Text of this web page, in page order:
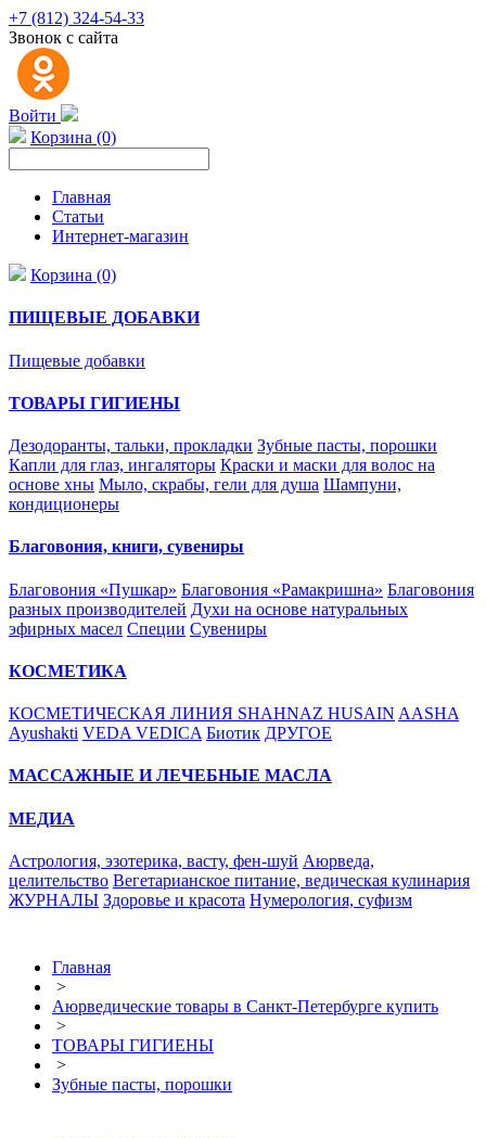
+7 (812) 324-54-33
Звонок с сайта
Войти
Корзина (0)
Главная
Статьи
Интернет-магазин
Корзина (0)
ПИЩЕВЫЕ ДОБАВКИ
Пищевые добавки
ТОВАРЫ ГИГИЕНЫ
Дезодоранты, тальки, прокладки Зубные пасты, порошки
Капли для глаз, ингаляторы Краски и маски для волос на
основе хны Мыло, скрабы, гели для душа Шампуни,
кондиционеры
Благовония, книги, сувениры
Благовония «Пушкар» Благовония «Рамакришна» Благовония
разных производителей Духи на основе натуральных
эфирных масел Специи Сувениры
КОСМЕТИКА
КОСМЕТИЧЕСКАЯ ЛИНИЯ SHAHNAZ HUSAIN AASHA
Ayushakti VEDA VEDICA Биотик ДРУГОЕ
МАССАЖНЫЕ И ЛЕЧЕБНЫЕ МАСЛА
МЕДИА
Астрология, эзотерика, васту, фен-шуй Аюрведа,
целительство Вегетарианское питание, ведическая кулинария
ЖУРНАЛЫ Здоровье и красота Нумерология, суфизм
Главная
>
Аюрведические товары в Санкт-Петербурге купить
>
ТОВАРЫ ГИГИЕНЫ
>
Зубные пасты, порошки